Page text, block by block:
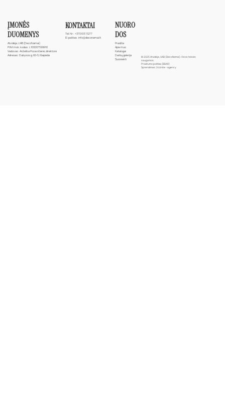
ĮMONĖS
DUOMENYS
Atvidėja, UAB (DecoNamai)
PVM mok. kodas: L100007599910
Vadovas: Anželika Pocevičienė, direktorė
Adresas: Dubysos g. 60-5, Klaipėda
KONTAKTAI
Tel. Nr.: +370 613 11277
El. paštas: info@deconamai.lt
NUORO
DOS
Pradžia
Apie mus
Katalogai
Darbų galerija
Susisiekti
© 2025 Atvidėja, UAB (DecoNamai). Visos teisės
saugomos.
Privatumo politika (BDAR)
Sprendimas:24Unite - agency